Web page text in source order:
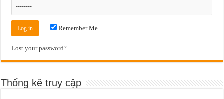
Remember Me
Lost your password?
Thống kê truy cập